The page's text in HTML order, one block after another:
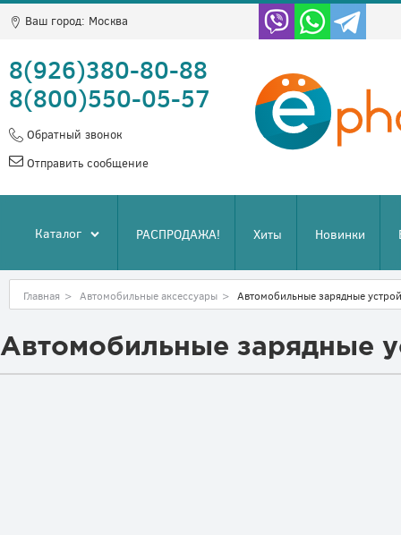
Ваш город: Москва
8(926)380-80-88
8(800)550-05-57
Обратный звонок
Отправить сообщение
Каталог РАСПРОДАЖА! Хиты Новинки
Главная > Автомобильные аксессуары > Автомобильные зарядные
Автомобильные зарядные